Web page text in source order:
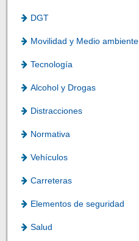
DGT
Movilidad y Medio ambiente
Tecnología
Alcohol y Drogas
Distracciones
Normativa
Vehículos
Carreteras
Elementos de seguridad
Salud